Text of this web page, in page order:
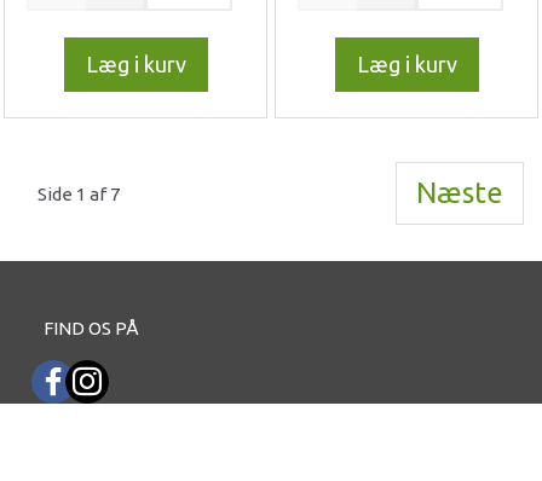
Læg i kurv Læg i kurv
Side 1 af 7 Næste
FIND OS PÅ